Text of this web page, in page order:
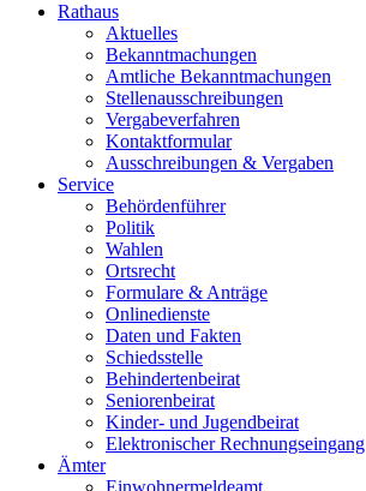
Rathaus
Aktuelles
Bekanntmachungen
Amtliche Bekanntmachungen
Stellenausschreibungen
Vergabeverfahren
Kontaktformular
Ausschreibungen & Vergaben
Service
Behördenführer
Politik
Wahlen
Ortsrecht
Formulare & Anträge
Onlinedienste
Daten und Fakten
Schiedsstelle
Behindertenbeirat
Seniorenbeirat
Kinder- und Jugendbeirat
Elektronischer Rechnungseingang
Ämter
Einwohnermeldeamt